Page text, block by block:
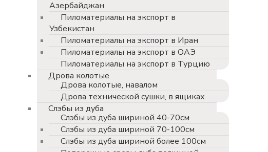
Азербайджан
Пиломатериалы на экспорт в
Узбекистан
Пиломатериалы на экспорт в Иран
Пиломатериалы на экспорт в ОАЭ
Пиломатериалы на экспорт в Турцию
Дрова колотые
Дрова колотые, навалом
Дрова технической сушки, в ящиках
Слэбы из дуба
Слэбы из дуба шириной 40-70см
Слэбы из дуба шириной 70-100см
Слэбы из дуба шириной более 100см